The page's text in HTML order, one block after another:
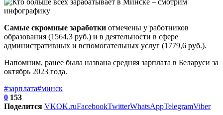
Самые скромные заработки отмечены у работников
образования (1564,3 руб.) и в деятельности в сфере
административных и вспомогательных услуг (1779,6 руб.).
Напомним, ранее была названа средняя зарплата в Беларуси за
октябрь 2023 года.
#зарплата#минск
0 153
Поделится VKOK.ruFacebookTwitterWhatsAppTelegramViber